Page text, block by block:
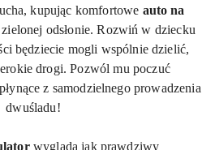
kupując komfortowe auto na
odsłonie. Rozwiń w dziecku
będziecie mogli wspólnie dzielić,
drogi. Pozwól mu poczuć
z samodzielnego prowadzenia
dwuśladu!
wygląda jak prawdziwy